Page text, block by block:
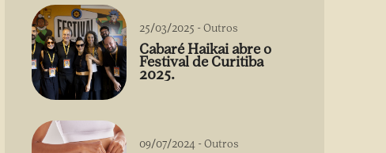
25/03/2025 -Outros
Cabaré Haikai abre o
Festival de Curitiba
2025.
09/07/2024 -Outros